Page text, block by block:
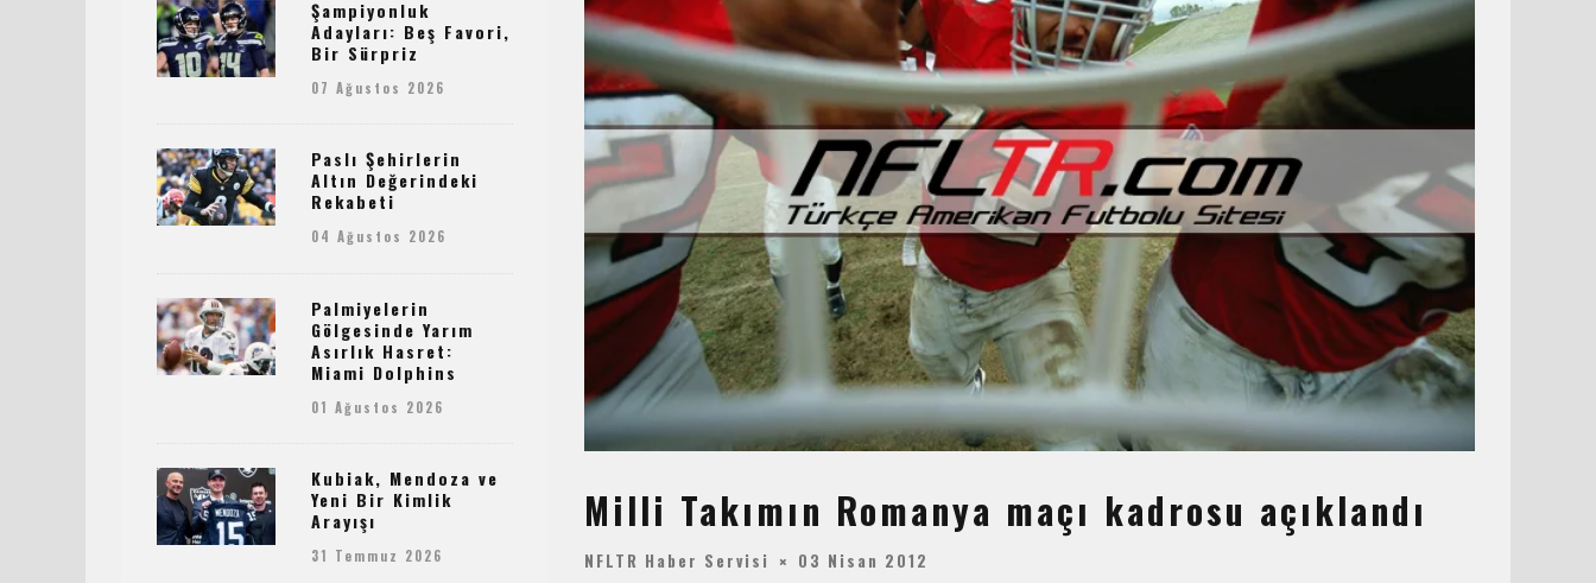
Milli Takımın Romanya maçı kadrosu açıklandı
NFLTR Haber Servisi 03 Nisan 2012
Şampiyonluk
Adayları: Beş Favori,
Bir Sürpriz
07 Ağustos 2026
Paslı Şehirlerin
Altın Değerindeki
Rekabeti
04 Ağustos 2026
Palmiyelerin
Gölgesinde Yarım
Asırlık Hasret:
Miami Dolphins
01 Ağustos 2026
Kubiak, Mendoza ve
Yeni Bir Kimlik
Arayışı
31 Temmuz 2026